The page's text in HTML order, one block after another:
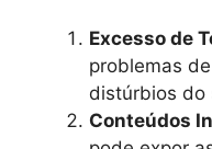
Excesso de
problemas
distúrbios do
Conteúdos